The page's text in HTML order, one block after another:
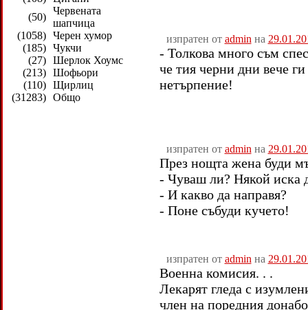
(50)
Червената
шапчица
(1058) Черен хумор
(185) Чукчи
(27) Шерлок Хоумс
(213) Шофьори
(110) Щирлиц
(31283) Общо
изпратен от admin на
- Толкова много съм
че тия черни дни вече
нетърпение!
изпратен от admin на
През нощта жена буди
- Чуваш ли? Някой иска
- И какво да направя?
- Поне събуди кучето!
изпратен от admin на
Военна комисия. . .
Лекарят гледа с
член на поредния